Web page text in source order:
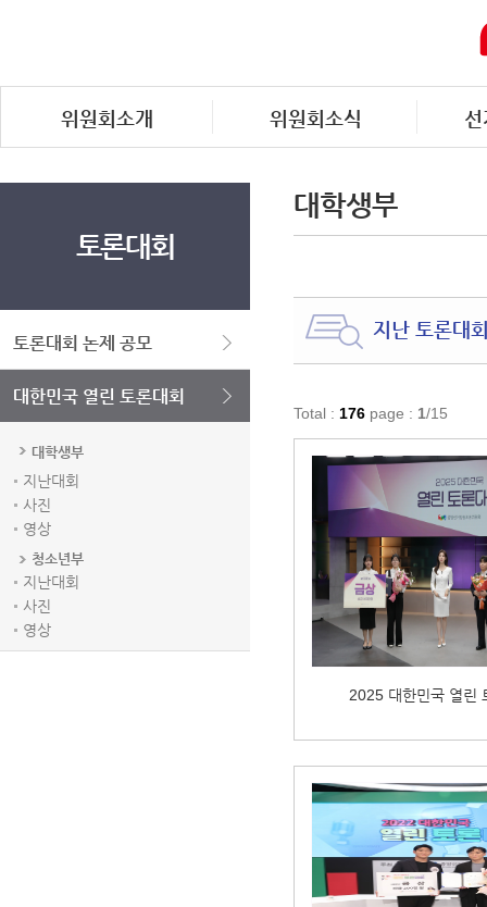
위원회소개 위원회소식
토론대회
토론대회 논제 공모
대한민국 열린 토론대회
대학생부
지난대회
사진
영상
청소년부
지난대회
사진
영상
대학생부
지난 토론대
Total : 176 page : 1/15
2025 대한민국 열린